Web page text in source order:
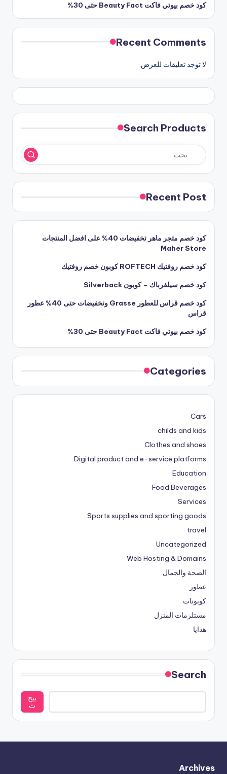
كود خصم بيوتي فاكت Beauty Fact حتى 30%
Recent Comments
لا توجد تعليقات للعرض.
Search Products
Recent Post
كود خصم متجر ماهر تخفيضات 40% على افضل المنتجات
Maher Store
كود خصم روفتيك ROFTECH كوبون خصم روفتيك
كود خصم سيلفرباك – كوبون Silverback
كود خصم قراس للعطور Grasse وتخفيضات حتى 40% عطور
قراس
كود خصم بيوتي فاكت Beauty Fact حتى 30%
Categories
Cars
childs and kids
Clothes and shoes
Digital product and e-service platforms
Education
Food Beverages
Services
Sports supplies and sporting goods
travel
Uncategorized
Web Hosting & Domains
الصحة والجمال
عطور
كوبونات
مستلزمات المنزل
هدايا
Search
يبح
ث
Archives